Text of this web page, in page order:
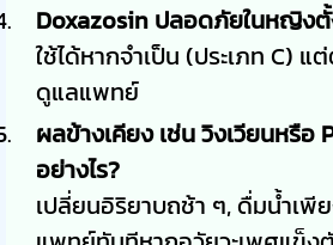
Doxazosin ปลอดภัยในหญิงตั้
ใช้ได้หากจำเป็น (ประเภท C)
ดูแลแพทย์
ผลข้างเคียง เช่น วิงเวียนหรือ
อย่างไร?
เปลี่ยนอิริยาบถช้า ๆ, ดื่มน้ำเ